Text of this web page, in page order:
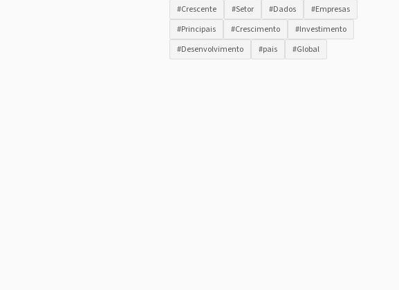
#Crescente
#Setor #Dados
#Empresas
#Principais
#Crescimento
#Investimento
#Desenvolvimento
#pais #Global